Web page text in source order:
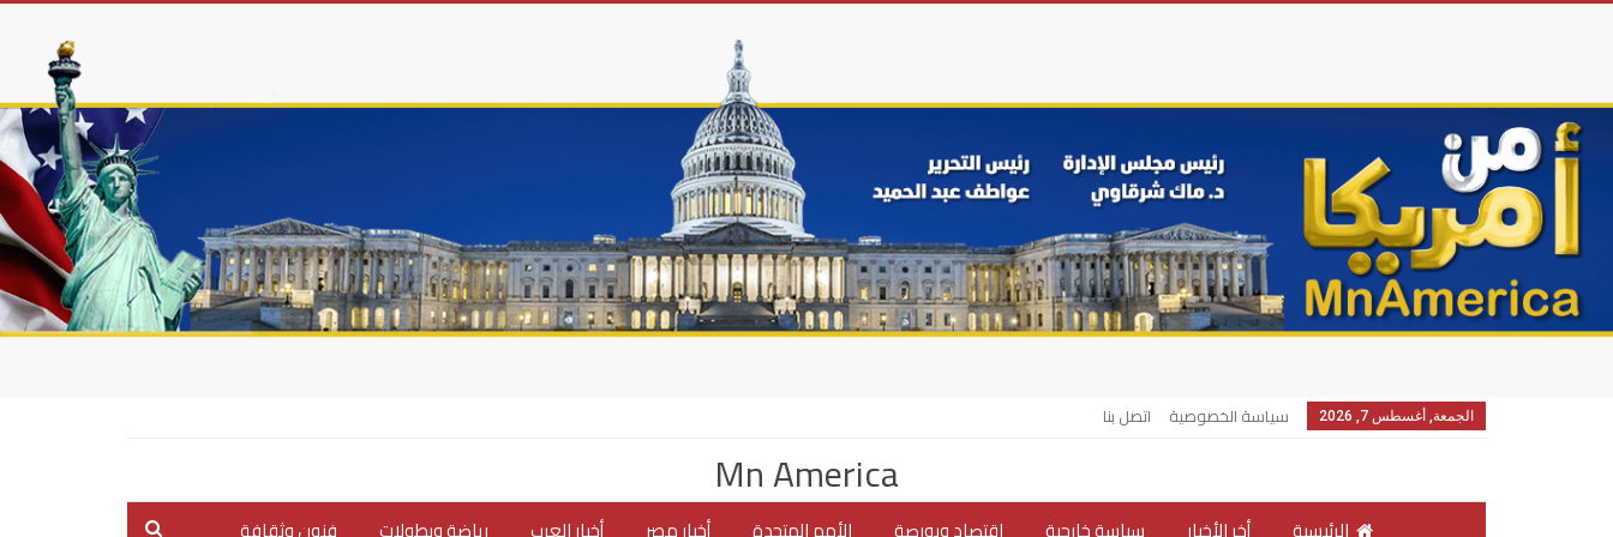
الجمعة, أغسطس 7, 2026 سياسة الخصوصية اتصل بنا
Mn America